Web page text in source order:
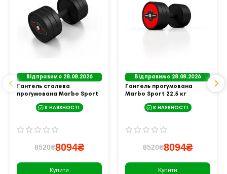
Відправимо 28.08.2026
Гантель сталева
прогумована Marbo Sport
В НАЯВНОСТІ
8520₴8094₴
Купити
Відправимо 28.08.2026
Гантель прогумована
Marbo Sport 22,5 кг
В НАЯВНОСТІ
8520₴8094₴
Купити